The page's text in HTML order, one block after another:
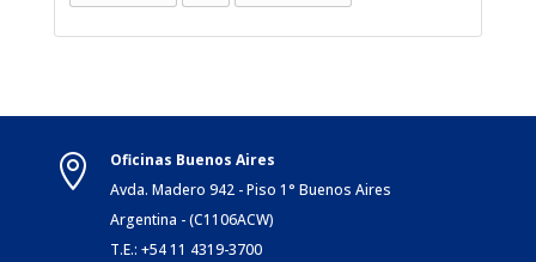

Oficinas Buenos Aires
Avda. Madero 942 - Piso 1° Buenos Aires
Argentina - (C1106ACW)
T.E.: +54 11 4319-3700